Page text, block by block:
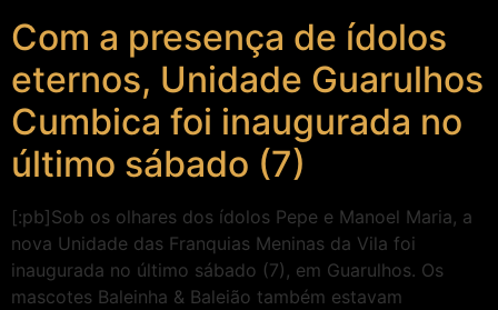
Com a presença de ídolos
eternos, Unidade Guarulhos
Cumbica foi inaugurada no
último sábado (7)
[:pb]Sob os olhares dos ídolos Pepe e Manoel Maria, a
nova Unidade das Franquias Meninas da Vila foi
inaugurada no último sábado (7), em Guarulhos. Os
mascotes Baleinha & Baleião também estavam